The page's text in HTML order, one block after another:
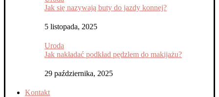
Jak się nazywają buty do jazdy konnej?
5 listopada, 2025
Uroda
Jak nakładać podkład pędzlem do makijażu?
29 października, 2025
Kontakt